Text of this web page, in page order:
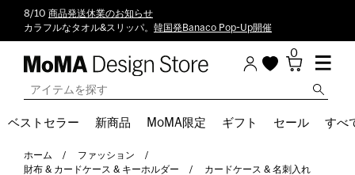
8/10 商品発送休業のお知らせ
カラフルなタオル&スリッパ。 韓国発Banaco Pop-Up開催
0
ベストセラー 新商品 MoMA限定 ギフト セール すべ
ホーム
ファッション
財布 & カードケース & キーホルダー
カードケース & 名刺入れ